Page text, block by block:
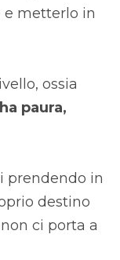
e metterlo in
ossia
paura,
prendendo in
destino
ci porta a